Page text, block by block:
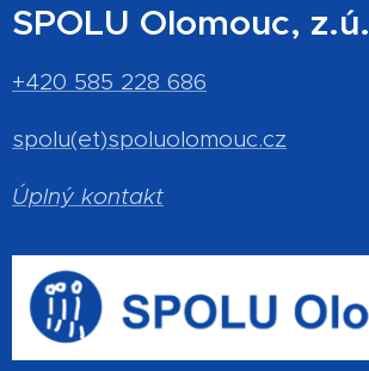
SPOLU Olomouc, z.ú.
+420 585 228 686
spolu(et)spoluolomouc.cz
Úplný kontakt